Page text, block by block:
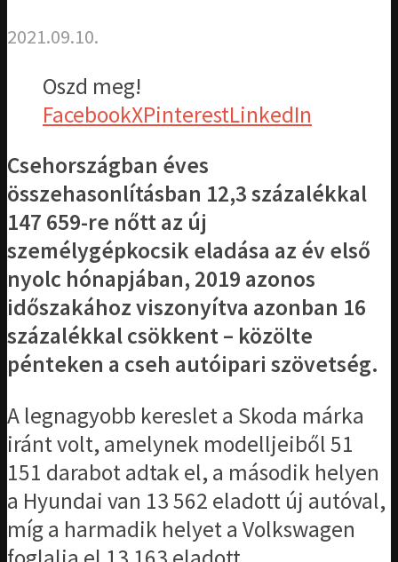
2021.09.10.
Oszd meg!
FacebookXPinterestLinkedIn
Csehországban éves
összehasonlításban 12,3 százalékkal
147 659-re nőtt az új
személygépkocsik eladása az év első
nyolc hónapjában, 2019 azonos
időszakához viszonyítva azonban 16
százalékkal csökkent – közölte
pénteken a cseh autóipari szövetség.
A legnagyobb kereslet a Skoda márka
iránt volt, amelynek modelljeiből 51
151 darabot adtak el, a második helyen
a Hyundai van 13 562 eladott új autóval,
míg a harmadik helyet a Volkswagen